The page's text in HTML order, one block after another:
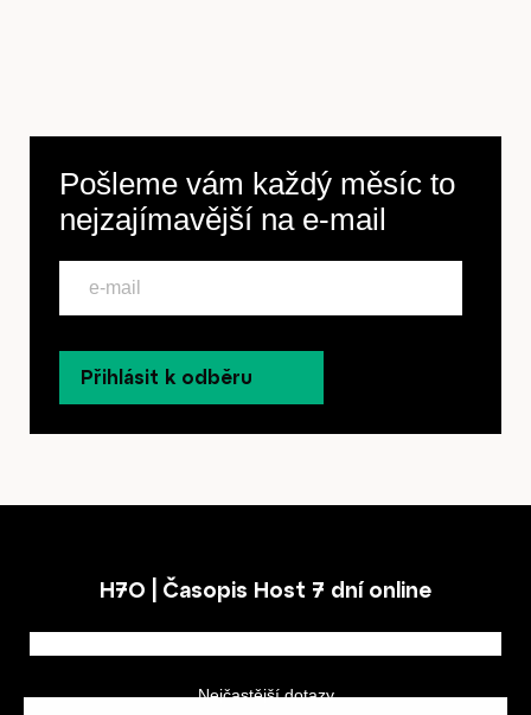
Pošleme vám každý měsíc to
nejzajímavější na e-mail
Přihlásit k odběru
H7O | Časopis Host 7 dní online
Nejčastější dotazy